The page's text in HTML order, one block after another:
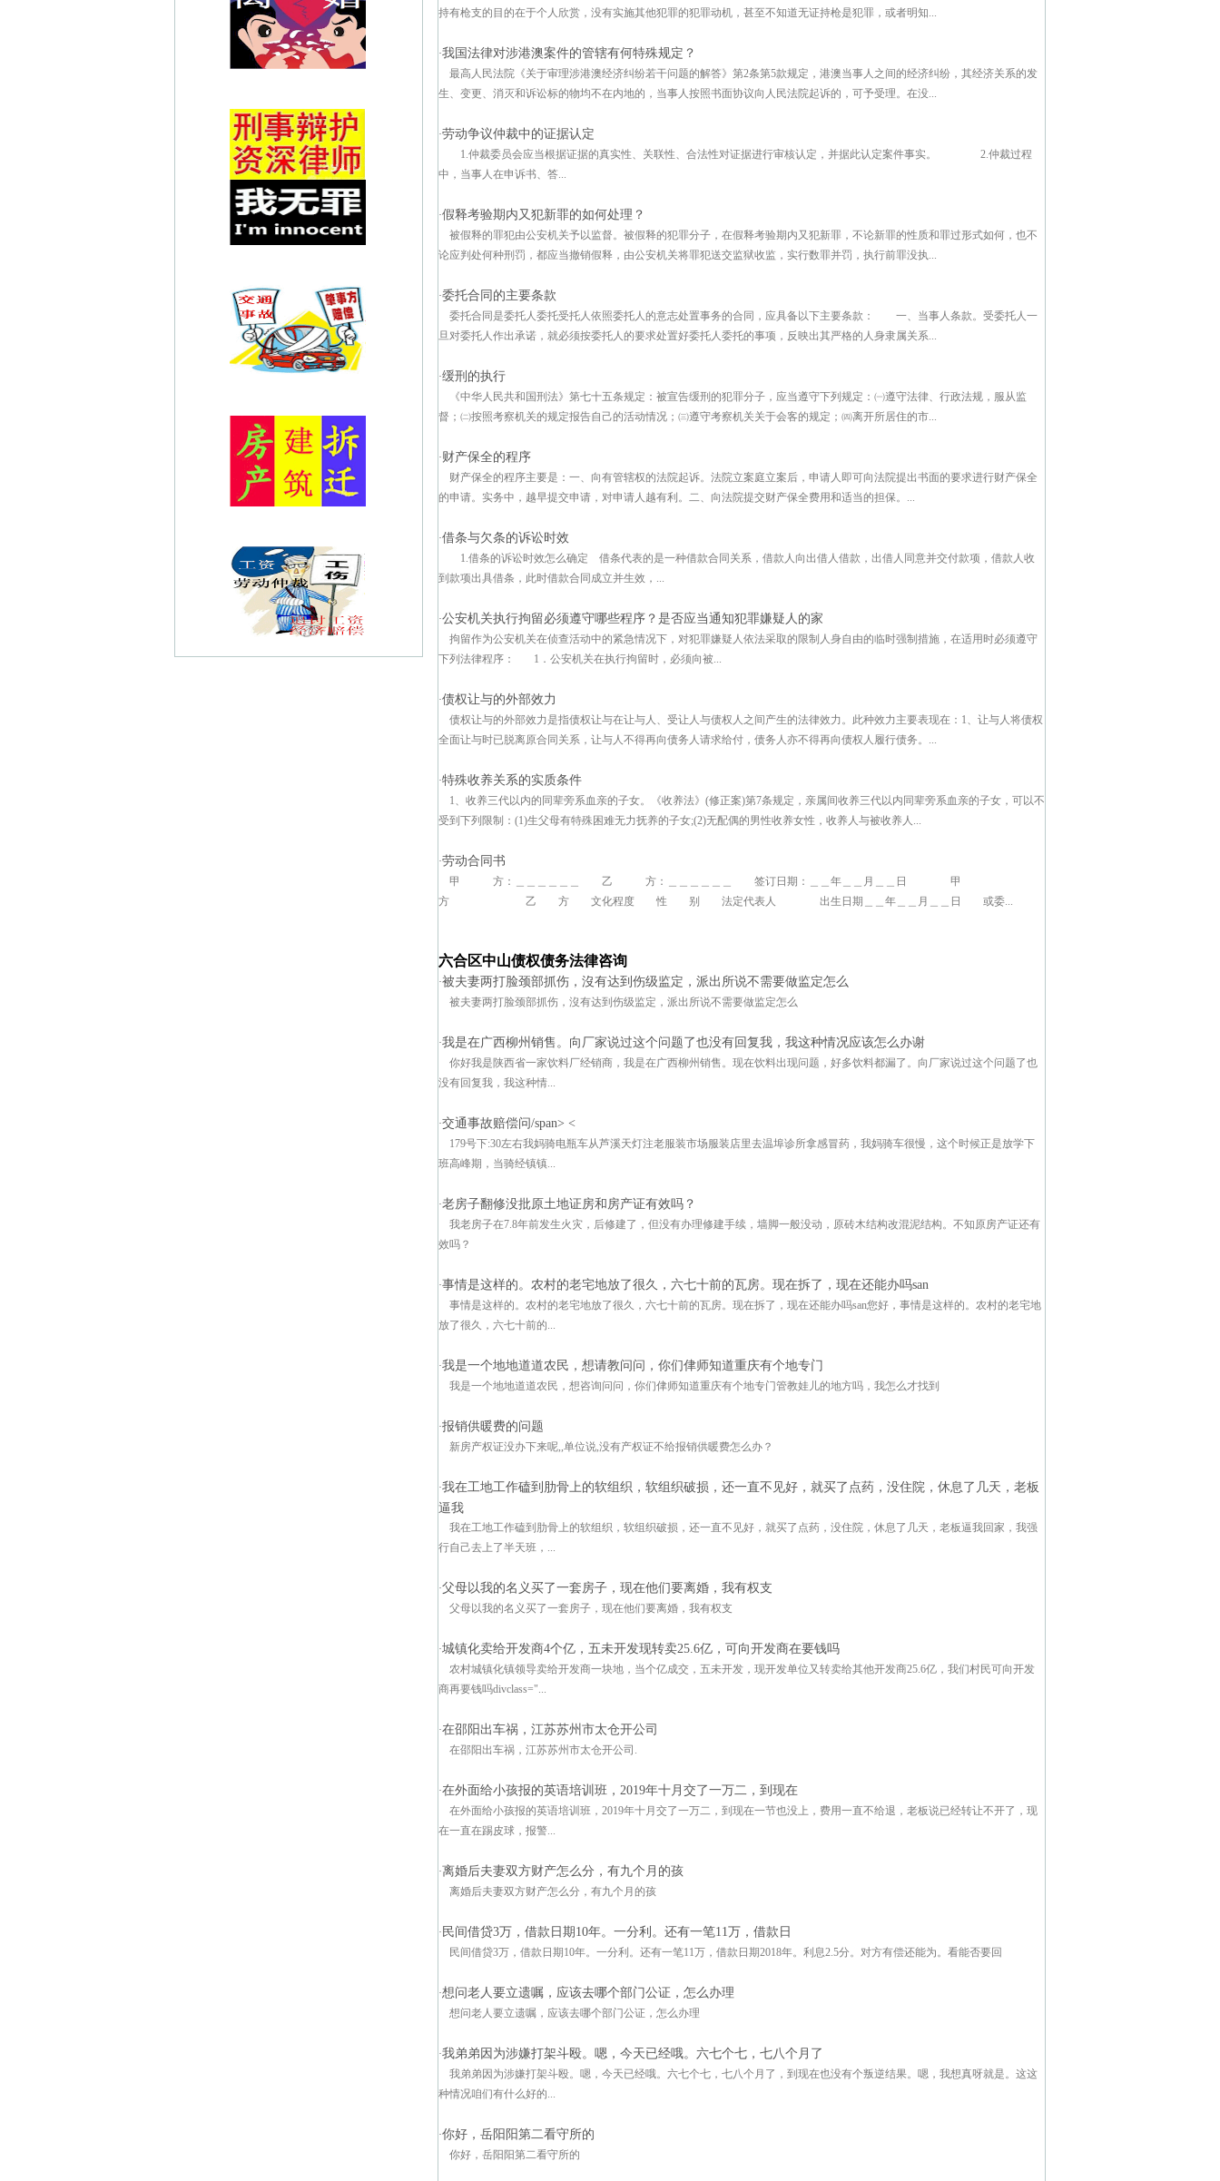
持有枪支的目的在于个人欣赏，没有实施其他犯罪的犯罪动机，甚至不知道无证持枪是犯罪，或者明知...
·我国法律对涉港澳案件的管辖有何特殊规定？
最高人民法院《关于审理涉港澳经济纠纷若干问题的解答》第2条第5款规定，港澳当事人之间的经济纠纷，其经济关系的发
生、变更、消灭和诉讼标的物均不在内地的，当事人按照书面协议向人民法院起诉的，可予受理。在没...
·劳动争议仲裁中的证据认定
1.仲裁委员会应当根据证据的真实性、关联性、合法性对证据进行审核认定，并据此认定案件事实。 2.仲裁过程
中，当事人在申诉书、答...
·假释考验期内又犯新罪的如何处理？
被假释的罪犯由公安机关予以监督。被假释的犯罪分子，在假释考验期内又犯新罪，不论新罪的性质和罪过形式如何，也不
论应判处何种刑罚，都应当撤销假释，由公安机关将罪犯送交监狱收监，实行数罪并罚，执行前罪没执...
·委托合同的主要条款
委托合同是委托人委托受托人依照委托人的意志处置事务的合同，应具备以下主要条款： 一、当事人条款。受委托人一
旦对委托人作出承诺，就必须按委托人的要求处置好委托人委托的事项，反映出其严格的人身隶属关系...
·缓刑的执行
《中华人民共和国刑法》第七十五条规定：被宣告缓刑的犯罪分子，应当遵守下列规定：㈠遵守法律、行政法规，服从监
督；㈡按照考察机关的规定报告自己的活动情况；㈢遵守考察机关关于会客的规定；㈣离开所居住的市...
·财产保全的程序
财产保全的程序主要是：一、向有管辖权的法院起诉。法院立案庭立案后，申请人即可向法院提出书面的要求进行财产保全
的申请。实务中，越早提交申请，对申请人越有利。二、向法院提交财产保全费用和适当的担保。...
·借条与欠条的诉讼时效
1.借条的诉讼时效怎么确定 借条代表的是一种借款合同关系，借款人向出借人借款，出借人同意并交付款项，借款人收
到款项出具借条，此时借款合同成立并生效，...
·公安机关执行拘留必须遵守哪些程序？是否应当通知犯罪嫌疑人的家
拘留作为公安机关在侦查活动中的紧急情况下，对犯罪嫌疑人依法采取的限制人身自由的临时强制措施，在适用时必须遵守
下列法律程序： 1．公安机关在执行拘留时，必须向被...
·债权让与的外部效力
债权让与的外部效力是指债权让与在让与人、受让人与债权人之间产生的法律效力。此种效力主要表现在：1、让与人将债权
全面让与时已脱离原合同关系，让与人不得再向债务人请求给付，债务人亦不得再向债权人履行债务。...
·特殊收养关系的实质条件
1、收养三代以内的同辈旁系血亲的子女。《收养法》(修正案)第7条规定，亲属间收养三代以内同辈旁系血亲的子女，可以不
受到下列限制：(1)生父母有特殊困难无力抚养的子女;(2)无配偶的男性收养女性，收养人与被收养人...
·劳动合同书
甲 方：＿＿＿＿＿＿ 乙 方：＿＿＿＿＿＿ 签订日期：＿＿年＿＿月＿＿日 甲
方 乙 方 文化程度 性 别 法定代表人 出生日期＿＿年＿＿月＿＿日 或委...
六合区中山债权债务法律咨询
·被夫妻两打脸颈部抓伤，沒有达到伤级监定，派出所说不需要做监定怎么
被夫妻两打脸颈部抓伤，沒有达到伤级监定，派出所说不需要做监定怎么
·我是在广西柳州销售。向厂家说过这个问题了也没有回复我，我这种情况应该怎么办谢
你好我是陕西省一家饮料厂经销商，我是在广西柳州销售。现在饮料出现问题，好多饮料都漏了。向厂家说过这个问题了也
没有回复我，我这种情...
·交通事故赔偿问/span> <
179号下:30左右我妈骑电瓶车从芦溪天灯注老服装市场服装店里去温埠诊所拿感冒药，我妈骑车很慢，这个时候正是放学下
班高峰期，当骑经镇镇...
·老房子翻修没批原土地证房和房产证有效吗？
我老房子在7.8年前发生火灾，后修建了，但没有办理修建手续，墙脚一般没动，原砖木结构改混泥结构。不知原房产证还有
效吗？
·事情是这样的。农村的老宅地放了很久，六七十前的瓦房。现在拆了，现在还能办吗san
事情是这样的。农村的老宅地放了很久，六七十前的瓦房。现在拆了，现在还能办吗san您好，事情是这样的。农村的老宅地
放了很久，六七十前的...
·我是一个地地道道农民，想请教问问，你们侓师知道重庆有个地专门
我是一个地地道道农民，想咨询问问，你们侓师知道重庆有个地专门管教娃儿的地方吗，我怎么才找到
·报销供暖费的问题
新房产权证没办下来呢,,单位说,没有产权证不给报销供暖费怎么办？
·我在工地工作磕到肋骨上的软组织，软组织破损，还一直不见好，就买了点药，没住院，休息了几天，老板
逼我
我在工地工作磕到肋骨上的软组织，软组织破损，还一直不见好，就买了点药，没住院，休息了几天，老板逼我回家，我强
行自己去上了半天班，...
·父母以我的名义买了一套房子，现在他们要离婚，我有权支
父母以我的名义买了一套房子，现在他们要离婚，我有权支
·城镇化卖给开发商4个亿，五未开发现转卖25.6亿，可向开发商在要钱吗
农村城镇化镇领导卖给开发商一块地，当个亿成交，五未开发，现开发单位又转卖给其他开发商25.6亿，我们村民可向开发
商再要钱吗divclass="...
·在邵阳出车祸，江苏苏州市太仓开公司
在邵阳出车祸，江苏苏州市太仓开公司.
·在外面给小孩报的英语培训班，2019年十月交了一万二，到现在
在外面给小孩报的英语培训班，2019年十月交了一万二，到现在一节也没上，费用一直不给退，老板说已经转让不开了，现
在一直在踢皮球，报警...
·离婚后夫妻双方财产怎么分，有九个月的孩
离婚后夫妻双方财产怎么分，有九个月的孩
· 民间借贷3万，借款日期10年。一分利。还有一笔11万，借款日
民间借贷3万，借款日期10年。一分利。还有一笔11万，借款日期2018年。利息2.5分。对方有偿还能为。看能否要回
·想问老人要立遗嘱，应该去哪个部门公证，怎么办理
想问老人要立遗嘱，应该去哪个部门公证，怎么办理
·我弟弟因为涉嫌打架斗殴。嗯，今天已经哦。六七个七，七八个月了
我弟弟因为涉嫌打架斗殴。嗯，今天已经哦。六七个七，七八个月了，到现在也没有个叛逆结果。嗯，我想真呀就是。这这
种情况咱们有什么好的...
·你好，岳阳阳第二看守所的
你好，岳阳阳第二看守所的